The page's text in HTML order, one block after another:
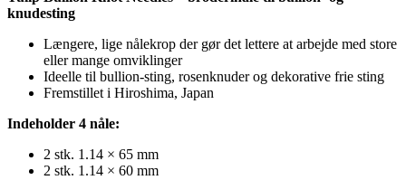
knudesting
Længere, lige nålekrop der gør det lettere at arbejde med store
eller mange omviklinger
Ideelle til bullion-sting, rosenknuder og dekorative frie sting
Fremstillet i Hiroshima, Japan
Indeholder 4 nåle:
2 stk. 1.14 × 65 mm
2 stk. 1.14 × 60 mm